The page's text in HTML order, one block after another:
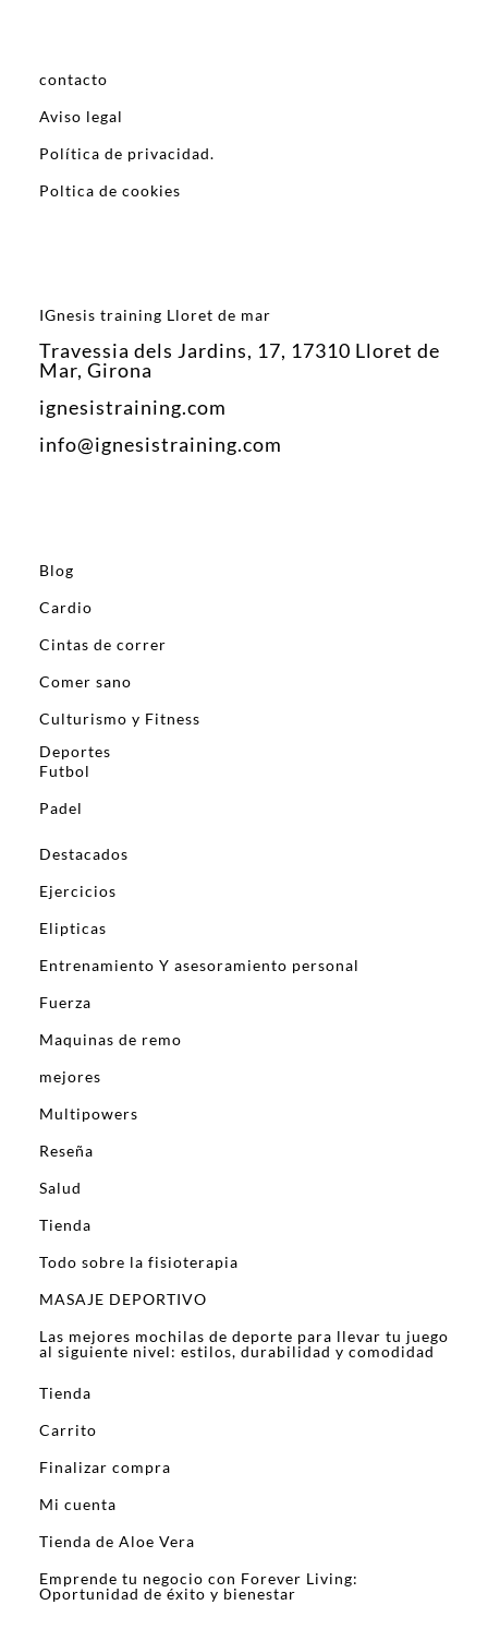
contacto
Aviso legal
Política de privacidad.
Poltica de cookies
IGnesis training Lloret de mar
Travessia dels Jardins, 17, 17310 Lloret de
Mar, Girona
ignesistraining.com
info@ignesistraining.com
Blog
Cardio
Cintas de correr
Comer sano
Culturismo y Fitness
Deportes
Futbol
Padel
Destacados
Ejercicios
Elipticas
Entrenamiento Y asesoramiento personal
Fuerza
Maquinas de remo
mejores
Multipowers
Reseña
Salud
Tienda
Todo sobre la fisioterapia
MASAJE DEPORTIVO
Las mejores mochilas de deporte para llevar tu juego
al siguiente nivel: estilos, durabilidad y comodidad
Tienda
Carrito
Finalizar compra
Mi cuenta
Tienda de Aloe Vera
Emprende tu negocio con Forever Living:
Oportunidad de éxito y bienestar